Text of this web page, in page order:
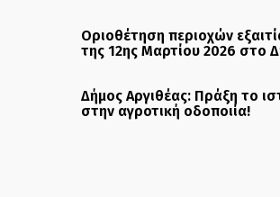
Οριοθέτηση περιοχών
της 12ης Μαρτίου 2026 στο
Δήμος Αργιθέας: Πράξη το
στην αγροτική οδοποιία!